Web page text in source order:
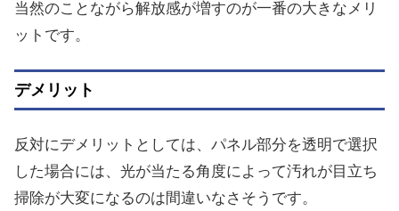
当然のことながら解放感が増すのが一番の大きなメリ
ットです。
デメリット
反対にデメリットとしては、パネル部分を透明で選択
した場合には、光が当たる角度によって汚れが目立ち
掃除が大変になるのは間違いなさそうです。